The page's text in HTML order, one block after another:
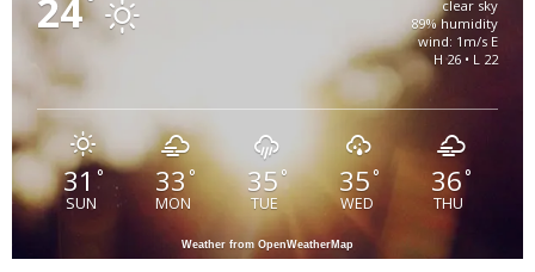
24
clear sky
89% humidity
wind: 1m/s E
H 26 • L 22
31 °
SUN
33°
MON
35°
TUE
35°
WED
36°
THU
Weather from OpenWeatherMap